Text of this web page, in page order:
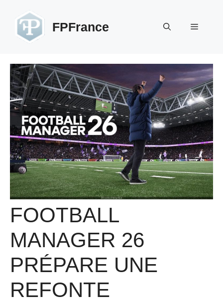
contenu
FPFrance Menu
FOOTBALL
MANAGER 26
PRÉPARE UNE
REFONTE